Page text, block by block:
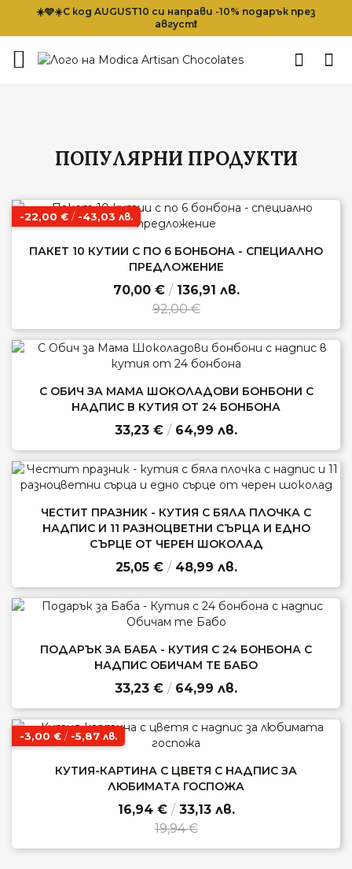
☀️🩵☀️С код AUGUST10 си направи -10% подарък през
август❗
ПОПУЛЯРНИ ПРОДУКТИ
-22,00 € /-43,03 лв.
ПАКЕТ 10 КУТИИ С ПО 6 БОНБОНА - СПЕЦИАЛНО
ПРЕДЛОЖЕНИЕ
70,00 € /136,91 лв.
92,00 €
С ОБИЧ ЗА МАМА ШОКОЛАДОВИ БОНБОНИ С
НАДПИС В КУТИЯ ОТ 24 БОНБОНА
33,23 € / 64,99 лв.
ЧЕСТИТ ПРАЗНИК - КУТИЯ С БЯЛА ПЛОЧКА С
НАДПИС И 11 РАЗНОЦВЕТНИ СЪРЦА И ЕДНО
СЪРЦЕ ОТ ЧЕРЕН ШОКОЛАД
25,05 € /48,99 лв.
ПОДАРЪК ЗА БАБА - КУТИЯ С 24 БОНБОНА С
НАДПИС ОБИЧАМ ТЕ БАБО
33,23 € / 64,99 лв.
-3,00 € /-5,87 лв.
КУТИЯ-КАРТИНА С ЦВЕТЯ С НАДПИС ЗА
ЛЮБИМАТА ГОСПОЖА
16,94 € /33,13 лв.
19,94 €